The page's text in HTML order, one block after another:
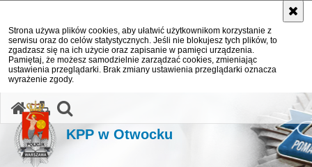
Strona używa plików cookies, aby ułatwić użytkownikom korzystanie z
serwisu oraz do celów statystycznych. Jeśli nie blokujesz tych plików, to
zgadzasz się na ich użycie oraz zapisanie w pamięci urządzenia.
Pamiętaj, że możesz samodzielnie zarządzać cookies, zmieniając
ustawienia przeglądarki. Brak zmiany ustawienia przeglądarki oznacza
wyrażenie zgody.
KPP w Otwocku